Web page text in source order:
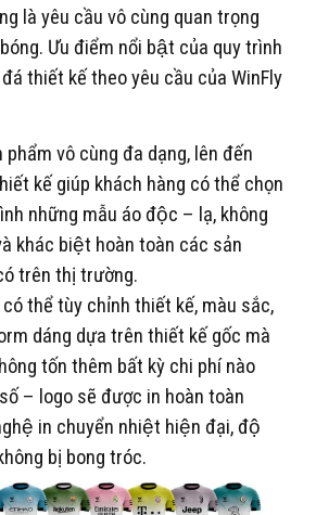
là yêu cầu vô cùng quan trọng
Ưu điểm nổi bật của quy trình
thiết kế theo yêu cầu của WinFly
vô cùng đa dạng, lên đến
kế giúp khách hàng có thể chọn
những mẫu áo độc – lạ, không
khác biệt hoàn toàn các sản
trên thị trường.
thể tùy chỉnh thiết kế, màu sắc,
dáng dựa trên thiết kế gốc mà
tốn thêm bất kỳ chi phí nào
– logo sẽ được in hoàn toàn
in chuyển nhiệt hiện đại, độ
bị bong tróc.